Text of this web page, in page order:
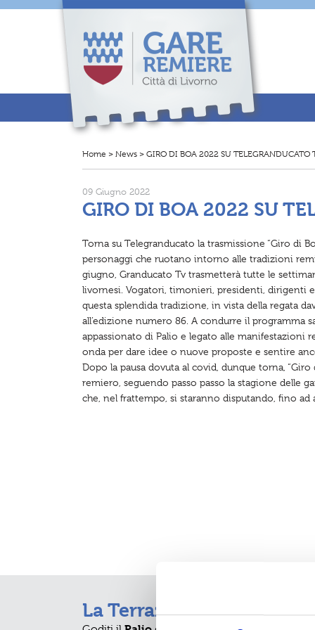
N
a
v
g
n
e
r
i
n
i
a
T
o
v
i
i
.
.
:
Home > News > GIRO DI BOA 2022 SU TELEGRANDUCATO
09 Giugno 2022
GIRO DI BOA 2022 SU
Torna su Telegranducato la trasmissione “Giro di
personaggi che ruotano intorno alle tradizioni
giugno, Granducato Tv trasmetterà tutte le
livornesi. Vogatori, timonieri, presidenti, dirigenti
questa splendida tradizione, in vista della regata
all’edizione numero 86. A condurre il programma
appassionato di Palio e legato alle manifestazioni
onda per dare idee o nuove proposte e sentire
Dopo la pausa dovuta al covid, dunque torna,
remiero, seguendo passo passo la stagione delle
che, nel frattempo, si staranno disputando, fino ad
La Terrazza Mascagni
I Fossi Medicei
La Torre della Meloria